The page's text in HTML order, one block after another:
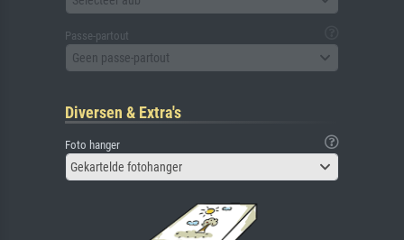
Passe-partout
Geen passe-partout
Diversen & Extra's
Foto hanger
Gekartelde fotohanger